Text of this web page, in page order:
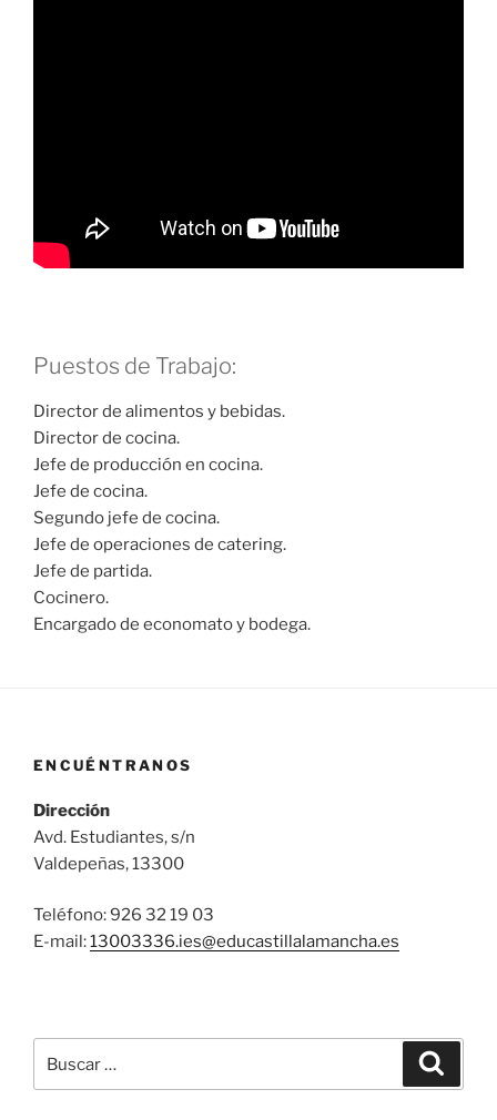
Puestos de Trabajo:
Director de alimentos y bebidas.
Director de cocina.
Jefe de producción en cocina.
Jefe de cocina.
Segundo jefe de cocina.
Jefe de operaciones de catering.
Jefe de partida.
Cocinero.
Encargado de economato y bodega.
ENCUÉNTRANOS
Dirección
Avd. Estudiantes, s/n
Valdepeñas, 13300
Teléfono: 926 32 19 03
E-mail:13003336.ies@educastillalamancha.es
por: